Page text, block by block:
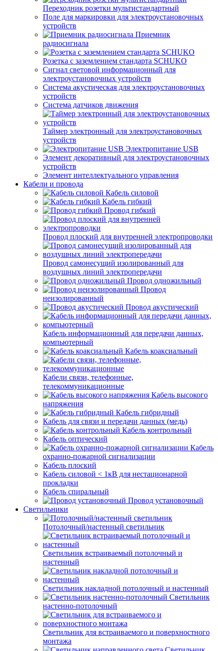
Переходник розетки мультистандартный
Поле для маркировки для электроустановочных
устройств
Приемник
радиосигнала
Розетка с заземлением стандарта SCHUKO
Сигнал световой информационный для
электроустановочных устройств
Система акустическая для электроустановочных
устройств
Система датчиков движения
Таймер электронный для электроустановочных
устройств
Электропитание USB
Элемент декоративный для электроустановочных
устройств
Элемент интеллектуального управления
Кабели и провода
Кабель силовой
Кабель гибкий
Провод гибкий
Провод плоский для внутренней электропроводки
Провод самонесущий изолированный для
воздушных линий электропередачи
Провод одножильный
Провод
неизолированный
Провод акустический
Кабель информационный для передачи данных,
компьютерный
Кабель коаксиальный
Кабели связи, телефонные,
телекоммуникационные
Кабель высокого
напряжения
Кабель гибридный
Кабель для связи и передачи данных (медь)
Кабель контрольный
Кабель оптический
Кабель
охранно-пожарной сигнализации
Кабель плоский
Кабель силовой < 1кВ для нестационарной
прокладки
Кабель спиральный
Провод установочный
Светильники
Потолочный/настенный светильник
Светильник встраиваемый потолочный и
настенный
Светильник накладной потолочный и настенный
Светильник
настенно-потолочный
Светильник для встраиваемого и поверхностного
монтажа